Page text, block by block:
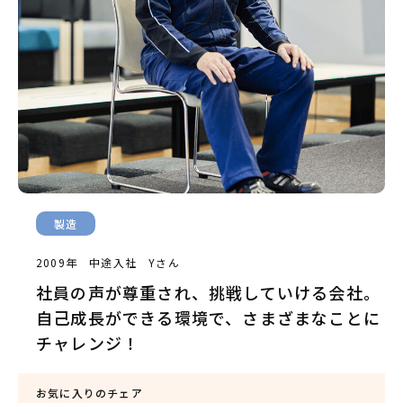
製造
2009年 中途入社 Yさん
社員の声が尊重され、挑戦していける会社。
自己成長ができる環境で、さまざまなことに
チャレンジ！
お気に入りのチェア